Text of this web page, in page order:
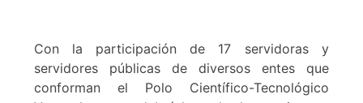
Con la participación de 17 servidoras y
servidores públicas de diversos entes que
conforman el Polo Científico-Tecnológico